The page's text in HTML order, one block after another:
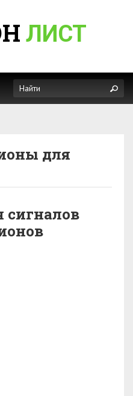
ЛИСТ
для
сигналов